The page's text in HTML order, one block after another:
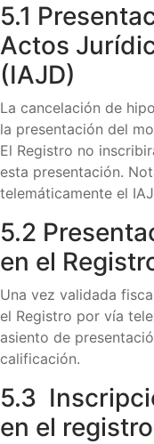
5.1
Actos
(IAJD)
La cancelación de
la presentación del
El Registro no
esta presentación.
telemáticamente el
5.2
en el
Una vez validada
el Registro por vía
asiento de
calificación.
5.3
en el